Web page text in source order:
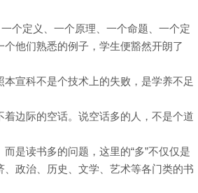
个定义、一个原理、一个命题、一个定
他们熟悉的例子，学生便豁然开朗了
宣科不是个技术上的失败，是学养不足
边际的空话。说空话多的人，不是个道
是读书多的问题，这里的“多”不仅仅是
政治、历史、文学、艺术等各门类的书